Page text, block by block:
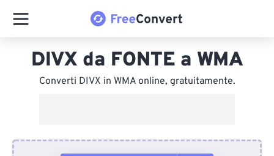
DIVX da FONTE a WMA
Converti DIVX in WMA online, gratuitamente.